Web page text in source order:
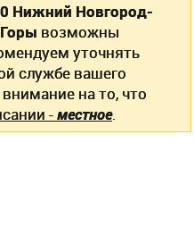
Нижний Новгород-
возможны
уточнять
службе вашего
на то, что
-местное.